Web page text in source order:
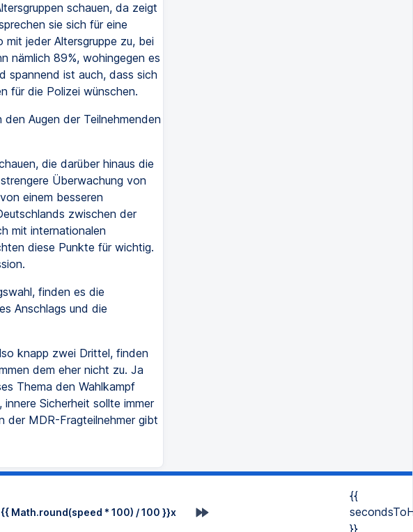
schauen, da zeigt
sie sich für eine
mit jeder Altersgruppe zu, bei
nämlich 89%, wohingegen es
spannend ist auch, dass sich
für die Polizei wünschen.
Augen der Teilnehmenden
die darüber hinaus die
Überwachung von
einem besseren
zwischen der
mit internationalen
diese Punkte für wichtig.
finden es die
Anschlags und die
knapp zwei Drittel, finden
dem eher nicht zu. Ja
Thema den Wahlkampf
Sicherheit sollte immer
der MDR-Fragteilnehmer gibt
{{ Math.round(speed * 100) / 100 }}x
{{
}}